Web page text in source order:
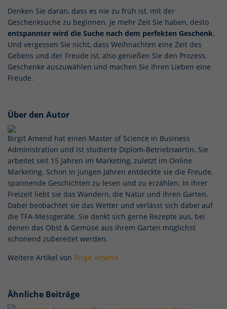
Denken Sie daran, dass es nie zu früh ist, mit der
Geschenksuche zu beginnen. Je mehr Zeit Sie haben, desto
entspannter wird die Suche nach dem perfekten Geschenk.
Und vergessen Sie nicht, dass Weihnachten eine Zeit des
Gebens und der Freude ist, also genießen Sie den Prozess,
Geschenke auszuwählen und machen Sie Ihren Lieben eine
Freude.
Über den Autor
Birgit Amend hat einen Master of Science in Business
Administration und ist studierte Diplom-Betriebswirtin. Sie
arbeitet seit 15 Jahren im Marketing, zuletzt im Online
Marketing. Schon in jungen Jahren entdeckte sie die Freude,
spannende Geschichten zu lesen und zu erzählen. In ihrer
Freizeit liebt sie das Wandern, die Natur und ihren Garten.
Dabei beobachtet sie das Wetter und verlässt sich dabei auf
die TFA-Messgeräte. Sie denkt sich gerne Rezepte aus, bei
denen das Obst & Gemüse aus ihrem Garten möglichst
schonend zubereitet werden.
Weitere Artikel von Birgit Amend
Ähnliche Beiträge